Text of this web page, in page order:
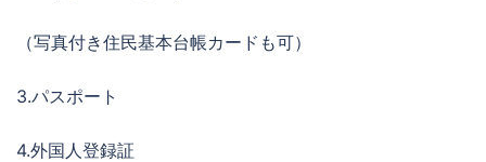
（写真付き住民基本台帳カードも可）
3.パスポート
4.外国人登録証